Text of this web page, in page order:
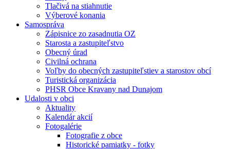
Tlačivá na stiahnutie
Výberové konania
Samospráva
Zápisnice zo zasadnutia OZ
Starosta a zastupiteľstvo
Obecný úrad
Civilná ochrana
Voľby do obecných zastupiteľstiev a starostov obcí
Turistická organizácia
PHSR Obce Kravany nad Dunajom
Udalosti v obci
Aktuality
Kalendár akcií
Fotogalérie
Fotografie z obce
Historické pamiatky - fotky